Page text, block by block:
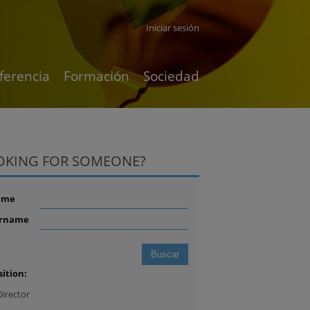
Iniciar sesión
Formación Sociedad
FOR SOMEONE?